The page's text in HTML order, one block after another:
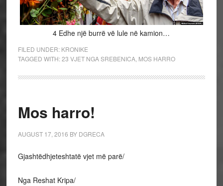
4 Edhe një burrë vë lule në kamion…
FILED UNDER: KRONIKE
TAGGED WITH:23 VJET NGA SREBENICA, MOS HARRO
Mos harro!
AUGUST 17, 2016 BY DGRECA
Gjashtëdhjeteshtatë vjet më parë/
Nga Reshat Kripa/